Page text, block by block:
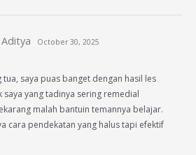
October 30, 2025
tua, saya puas banget dengan hasil les
saya yang tadinya sering remedial
malah bantuin temannya belajar.
cara pendekatan yang halus tapi efektif